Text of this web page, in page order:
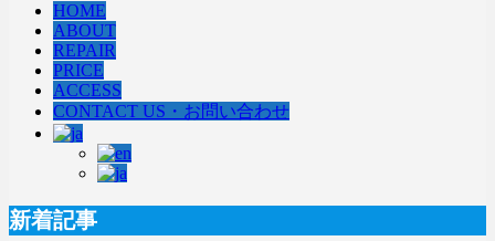
HOME
ABOUT
REPAIR
PRICE
ACCESS
CONTACT US・お問い合わせ
新着記事